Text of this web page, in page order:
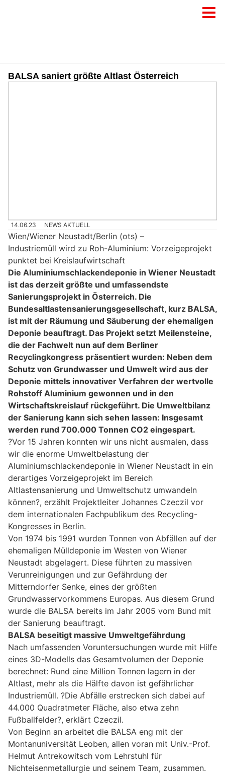
BALSA saniert größte Altlast Österreich
14.06.23 NEWS AKTUELL
Wien/Wiener Neustadt/Berlin (ots) –
Industriemüll wird zu Roh-Aluminium: Vorzeigeprojekt
punktet bei Kreislaufwirtschaft
Die Aluminiumschlackendeponie in Wiener Neustadt
ist das derzeit größte und umfassendste
Sanierungsprojekt in Österreich. Die
Bundesaltlastensanierungsgesellschaft, kurz BALSA,
ist mit der Räumung und Säuberung der ehemaligen
Deponie beauftragt. Das Projekt setzt Meilensteine,
die der Fachwelt nun auf dem Berliner
Recyclingkongress präsentiert wurden: Neben dem
Schutz von Grundwasser und Umwelt wird aus der
Deponie mittels innovativer Verfahren der wertvolle
Rohstoff Aluminium gewonnen und in den
Wirtschaftskreislauf rückgeführt. Die Umweltbilanz
der Sanierung kann sich sehen lassen: Insgesamt
werden rund 700.000 Tonnen CO2 eingespart.
?Vor 15 Jahren konnten wir uns nicht ausmalen, dass
wir die enorme Umweltbelastung der
Aluminiumschlackendeponie in Wiener Neustadt in ein
derartiges Vorzeigeprojekt im Bereich
Altlastensanierung und Umweltschutz umwandeln
können?, erzählt Projektleiter Johannes Czeczil vor
dem internationalen Fachpublikum des Recycling-
Kongresses in Berlin.
Von 1974 bis 1991 wurden Tonnen von Abfällen auf der
ehemaligen Mülldeponie im Westen von Wiener
Neustadt abgelagert. Diese führten zu massiven
Verunreinigungen und zur Gefährdung der
Mitterndorfer Senke, eines der größten
Grundwasservorkommens Europas. Aus diesem Grund
wurde die BALSA bereits im Jahr 2005 vom Bund mit
der Sanierung beauftragt.
BALSA beseitigt massive Umweltgefährdung
Nach umfassenden Voruntersuchungen wurde mit Hilfe
eines 3D-Modells das Gesamtvolumen der Deponie
berechnet: Rund eine Million Tonnen lagern in der
Altlast, mehr als die Hälfte davon ist gefährlicher
Industriemüll. ?Die Abfälle erstrecken sich dabei auf
44.000 Quadratmeter Fläche, also etwa zehn
Fußballfelder?, erklärt Czeczil.
Von Beginn an arbeitet die BALSA eng mit der
Montanuniversität Leoben, allen voran mit Univ.-Prof.
Helmut Antrekowitsch vom Lehrstuhl für
Nichteisenmetallurgie und seinem Team, zusammen.